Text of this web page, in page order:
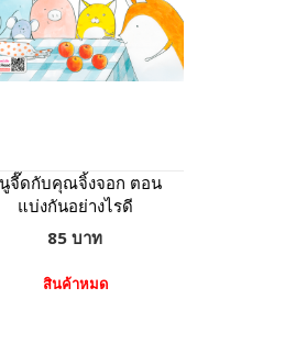
จี๊ดกับคุณจิ้งจอก ตอน
แบ่งกันอย่างไรดี
85 บาท
สินค้าหมด